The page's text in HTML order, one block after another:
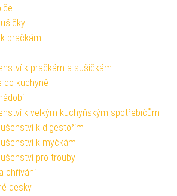
pračkám
k pračkám a sušičkám
do kuchyně
k velkým kuchyňským spotřebičům
k digestořím
k myčkám
pro trouby
ohřívání
desky